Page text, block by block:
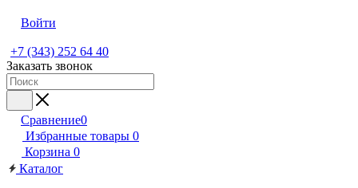
Войти
+7 (343) 252 64 40
Заказать звонок
Сравнение0
Избранные товары 0
Корзина 0
Каталог